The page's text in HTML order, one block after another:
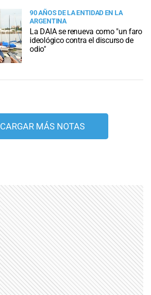
90 AÑOS DE LA ENTIDAD EN LA
ARGENTINA
La DAIA se renueva como "un faro
ideológico contra el discurso de
odio"
CARGAR MÁS NOTAS